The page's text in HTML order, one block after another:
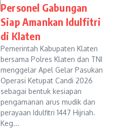
Personel Gabungan
Siap Amankan Idulfitri
di Klaten
Pemerintah Kabupaten Klaten
bersama Polres Klaten dan TNI
menggelar Apel Gelar Pasukan
Operasi Ketupat Candi 2026
sebagai bentuk kesiapan
pengamanan arus mudik dan
perayaan Idulfitri 1447 Hijriah.
Keg...